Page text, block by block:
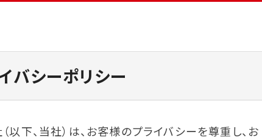
バシーポリシー
下、当社）は、お客様のプライバシーを尊重し、お